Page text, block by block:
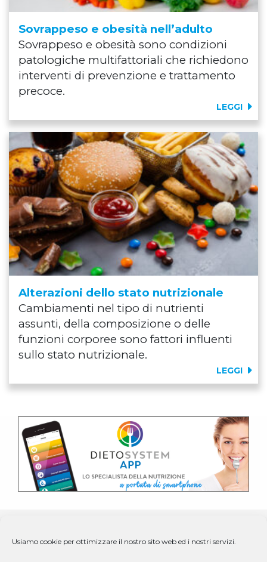
Usiamo cookie per ottimizzare il nostro sito web ed i nostri servizi.
Sovrappeso e obesità nell’adulto
Sovrappeso e obesità sono condizioni
patologiche multifattoriali che richiedono
interventi di prevenzione e trattamento
precoce.
LEGGI
Alterazioni dello stato nutrizionale
Cambiamenti nel tipo di nutrienti
assunti, della composizione o delle
funzioni corporee sono fattori influenti
sullo stato nutrizionale.
LEGGI